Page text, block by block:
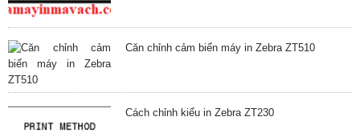
Căn chỉnh cảm biến máy in Zebra ZT510
Cách chỉnh kiểu in Zebra ZT230